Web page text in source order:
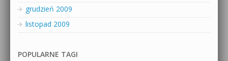
grudzień 2009
listopad 2009
POPULARNE TAGI